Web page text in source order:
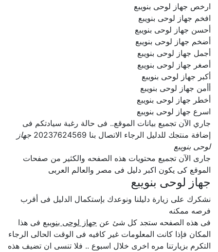
ارخص جهاز لوحى بنويبع
افخم جهاز لوحى بنويبع
أحسن جهاز لوحى بنويبع
أضخم جهاز لوحى بنويبع
أجمل جهاز لوحى بنويبع
أصغر جهاز لوحى بنويبع
أكبر جهاز لوحى بنويبع
أأمن جهاز لوحى بنويبع
أخطر جهاز لوحى بنويبع
اسرع جهاز لوحى بنويبع
جاري الآن تجميع بيانات الموقع.. فى حالة رغبة سيادتكم فى
إضافة منتجك للدليل الرجاء الاتصال بنا 20237624569
جهاز
لوحى بنويبع
جارى الآن تجميع محتويات هذه الصفحه والكثير من صفحات
الموقع كى يكون اكبر دليل فى مصر والعالم العربى
جهاز لوحى بنويبع
نشكرك على زيارة دليلنا ونوعدك بإستكمال الدليل فى أقرب
فرصه ممكنه
فى هذه الصفحه ستجد كل شئ عنجهاز لوحى بنويبعفى هذا
المكان فإذا كانت المعلومات غير كافيه فى الوقت الحالى الرجاء
التكرم بزيارتنا مره اخرى خلال اسبوع .. فلا تنسى ان تضيف هذه